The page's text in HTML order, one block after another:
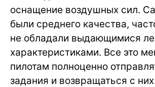
оснащение воздушных сил.
были среднего качества,
не обладали выдающимися
характеристиками. Все это
пилотам полноценно
задания и возвращаться с